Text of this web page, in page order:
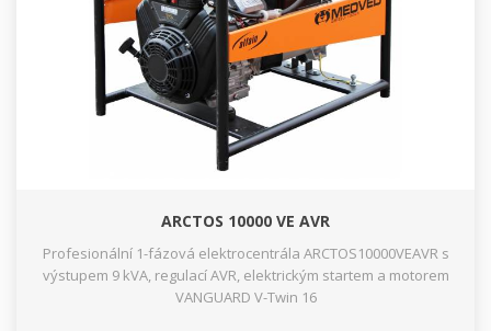
ARCTOS 10000 VE AVR
Profesionální 1-fázová elektrocentrála ARCTOS10000VEAVR s
výstupem 9 kVA, regulací AVR, elektrickým startem a motorem
VANGUARD V-Twin 16